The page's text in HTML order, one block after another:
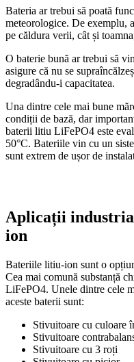
Bateria ar trebui să poată
meteorologice. De exemplu,
pe căldura verii, cât și
O baterie bună ar trebui să
asigure că nu se
degradându-i capacitatea.
Una dintre cele mai bune
condiții de bază, dar
baterii litiu LiFePO4 este
50°C. Bateriile vin cu un
sunt extrem de ușor de
Aplicații
ion
Bateriile litiu-ion sunt o
Cea mai comună substanță
LiFePO4. Unele dintre cele
aceste baterii sunt:
Stivuitoare cu culoare
Stivuitoare
Stivuitoare cu 3 roți